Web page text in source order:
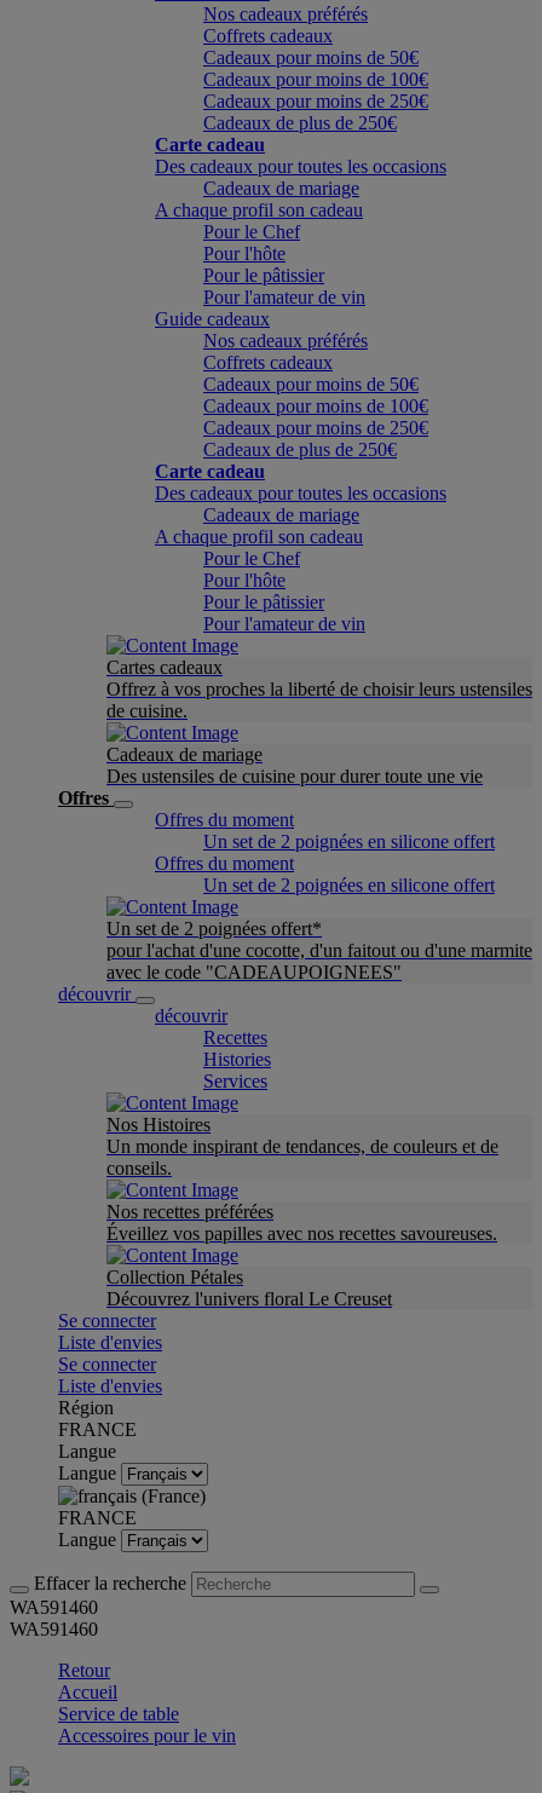
Nos cadeaux préférés
Coffrets cadeaux
Cadeaux pour moins de 50€
Cadeaux pour moins de 100€
Cadeaux pour moins de 250€
Cadeaux de plus de 250€
Carte cadeau
Des cadeaux pour toutes les occasions
Cadeaux de mariage
A chaque profil son cadeau
Pour le Chef
Pour l'hôte
Pour le pâtissier
Pour l'amateur de vin
Guide cadeaux
Nos cadeaux préférés
Coffrets cadeaux
Cadeaux pour moins de 50€
Cadeaux pour moins de 100€
Cadeaux pour moins de 250€
Cadeaux de plus de 250€
Carte cadeau
Des cadeaux pour toutes les occasions
Cadeaux de mariage
A chaque profil son cadeau
Pour le Chef
Pour l'hôte
Pour le pâtissier
Pour l'amateur de vin
Cartes cadeaux
Offrez à vos proches la liberté de choisir leurs ustensiles
de cuisine.
Cadeaux de mariage
Des ustensiles de cuisine pour durer toute une vie
Offres
Offres du moment
Un set de 2 poignées en silicone offert
Offres du moment
Un set de 2 poignées en silicone offert
Un set de 2 poignées offert*
pour l'achat d'une cocotte, d'un faitout ou d'une marmite
avec le code "CADEAUPOIGNEES"
découvrir
découvrir
Recettes
Histories
Services
Nos Histoires
Un monde inspirant de tendances, de couleurs et de
conseils.
Nos recettes préférées
Éveillez vos papilles avec nos recettes savoureuses.
Collection Pétales
Découvrez l'univers floral Le Creuset
Se connecter
Liste d'envies
Se connecter
Liste d'envies
Région
FRANCE
Langue
Langue
FRANCE
Langue
Effacer la recherche
WA591460
WA591460
Retour
Accueil
Service de table
Accessoires pour le vin